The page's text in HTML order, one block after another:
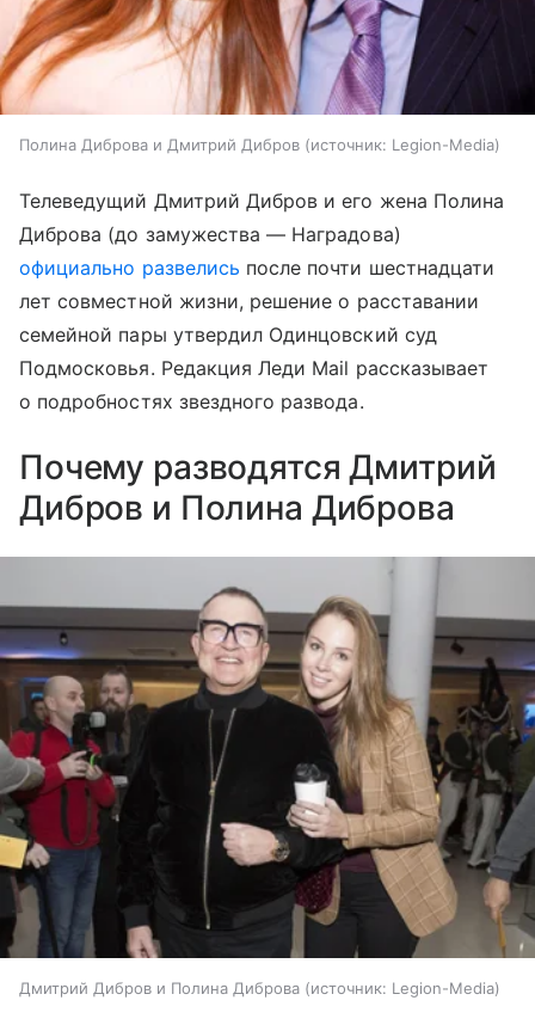
Полина Диброва и Дмитрий Дибров источник: Legion-Media
Телеведущий Дмитрий Дибров и его жена Полина
Диброва (до замужества — Наградова)
официально развелись после почти шестнадцати
лет совместной жизни, решение о расставании
семейной пары утвердил Одинцовский суд
Подмосковья. Редакция Леди Mail рассказывает
о подробностях звездного развода.
Почему разводятся Дмитрий
Дибров и Полина Диброва
Дмитрий Дибров и Полина Диброва источник: Legion-Media